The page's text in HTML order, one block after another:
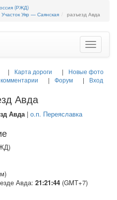
(РЖД)
Участок Уяр — Саянская разъезд Авда
Toggle
Карта дороги
Новые фото
Форум Вход
Авда
Авда| о.п. Переяславка
Авда: 21:21:44 (GMT+7)